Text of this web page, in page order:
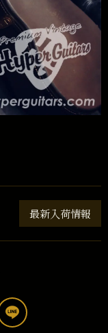
最新入荷情報